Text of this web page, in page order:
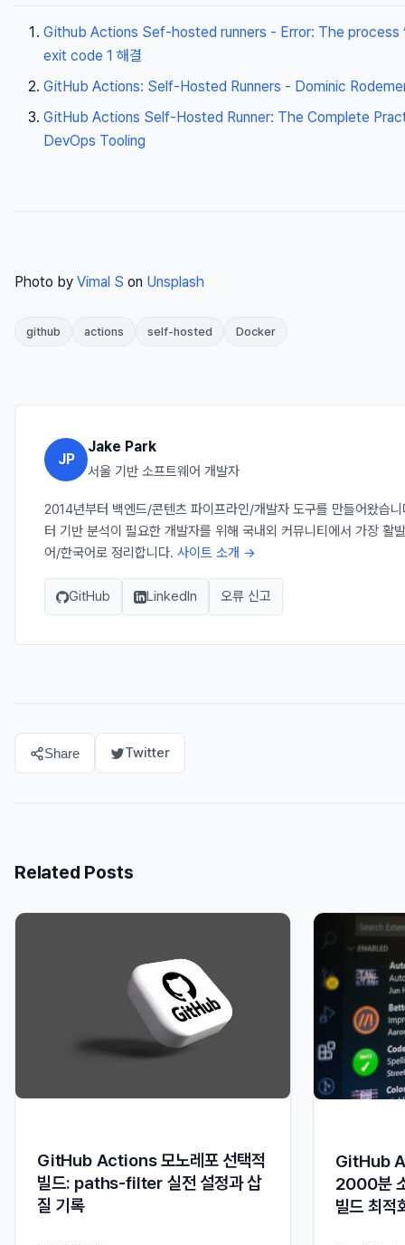
Github Actions Sef-hosted runners - Error: The process
exit code 1 해결
GitHub Actions: Self-Hosted Runners - Dominic
GitHub Actions Self-Hosted Runner: The Complete
DevOps Tooling
Photo by Vimal S on Unsplash
github actions self-hosted Docker
JP
Jake Park
서울 기반 소프트웨어 개발자
2014년부터 백엔드/콘텐츠 파이프라인/개발자 도구를 만들어왔습
터 기반 분석이 필요한 개발자를 위해 국내외 커뮤니티에서 가장 활
어/한국어로 정리합니다. 사이트 소개 →
GitHub LinkedIn 오류 신고
Share Twitter
Related Posts
GitHub Actions 모노레포 선택적
빌드: paths-filter 실전 설정과 삽
질 기록
GitHub
2000분
빌드 최적